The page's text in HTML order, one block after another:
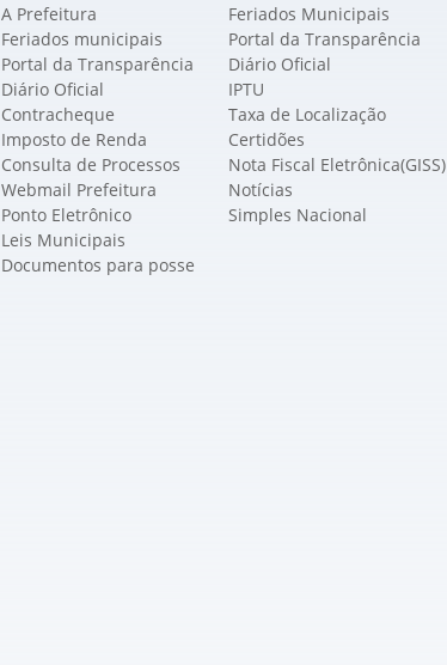
A Prefeitura
Feriados municipais
Portal da Transparência
Diário Oficial
Contracheque
Imposto de Renda
Consulta de Processos
Webmail Prefeitura
Ponto Eletrônico
Leis Municipais
Documentos para posse
Feriados Municipais
Portal da Transparência
Diário Oficial
IPTU
Taxa de Localização
Certidões
Nota Fiscal Eletrônica(GISS)
Notícias
Simples Nacional